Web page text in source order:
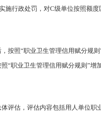
施行政处罚，对C级单位按照额
按照“职业卫生管理信用赋分规
“职业卫生管理信用赋分规则”
评估，评估内容包括用人单位